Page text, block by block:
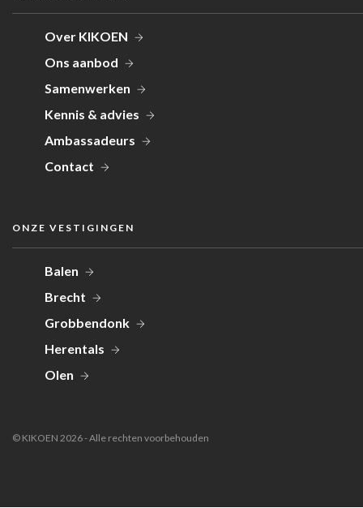
Over KIKOEN
Ons aanbod
Samenwerken
Kennis & advies
Ambassadeurs
Contact
ONZE VESTIGINGEN
Balen
Brecht
Grobbendonk
Herentals
Olen
© KIKOEN 2026 - Alle rechten voorbehouden